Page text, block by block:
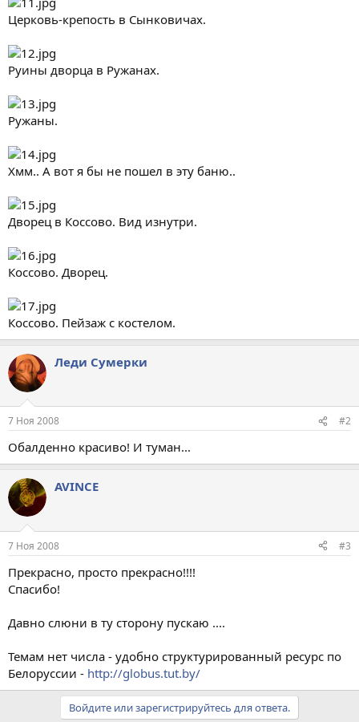
Церковь-крепость в Сынковичах.
Руины дворца в Ружанах.
Ружаны.
Хмм.. А вот я бы не пошел в эту баню..
Дворец в Коссово. Вид изнутри.
Коссово. Дворец.
Коссово. Пейзаж с костелом.
Леди Сумерки
7 Ноя 2008 #2
Обалденно красиво! И туман...
AVINCE
7 Ноя 2008 #3
Прекрасно, просто прекрасно!!!!
Спасибо!
Давно слюни в ту сторону пускаю ....
Темам нет числа - удобно структурированный ресурс по
Белоруссии - http://globus.tut.by/
Войдите или зарегистрируйтесь для ответа.